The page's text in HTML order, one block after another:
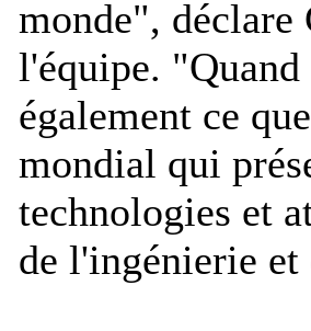
monde", déclare
l'équipe. "
également ce
mondial qui
technologies et
de l'ingénierie et